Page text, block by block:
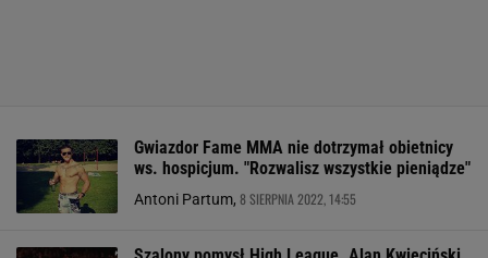
Gwiazdor Fame MMA nie dotrzymał obietnicy
ws. hospicjum. "Rozwalisz wszystkie pieniądze"
Antoni Partum, 8 SIERPNIA 2022, 14:55